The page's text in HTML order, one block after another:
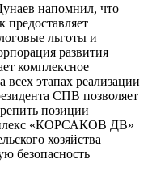
напомнил, что
предоставляет
льготы и
развития
комплексное
этапах реализации
СПВ позволяет
позиции
«КОРСАКОВ ДВ»
хозяйства
безопасность